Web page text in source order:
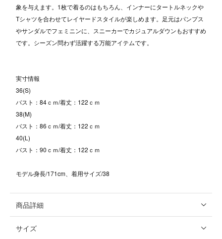
象を与えます。1枚で着るのはもちろん、インナーにタートルネックや
Tシャツを合わせてレイヤードスタイルが楽しめます。足元はパンプス
やサンダルでフェミニンに、スニーカーでカジュアルダウンもおすすめ
です。シーズン問わず活躍する万能アイテムです。
実寸情報
36(S)
バスト：84ｃｍ/着丈：122ｃｍ
38(M)
バスト：86ｃｍ/着丈：122ｃｍ
40(L)
バスト：90ｃｍ/着丈：122ｃｍ
モデル身長/171cm、着用サイズ/38
商品詳細
サイズ